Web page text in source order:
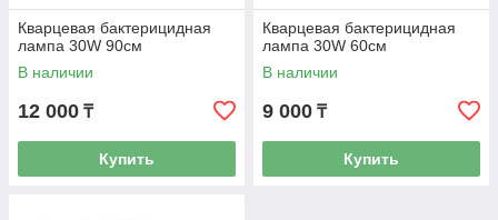
Кварцевая бактерицидная
лампа 30W 90см
В наличии
12 000 ₸
Купить
Кварцевая бактерицидная
лампа 30W 60см
В наличии
9 000 ₸
Купить